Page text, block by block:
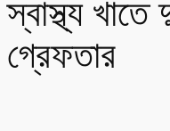
স্বাস্থ্য খাতে
গ্রেফতার